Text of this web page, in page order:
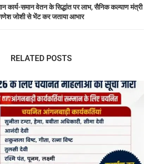
कार्य-समान वेतन के सिद्धांत पर लाभ, सैनिक कल्याण मंत्री
जोशी से भेंट कर जताया आभार
RELATED POSTS